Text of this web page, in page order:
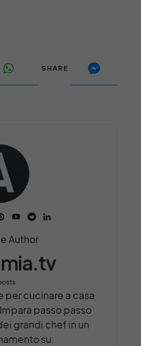
SHARE
Author
per cucinare a casa
passo passo
grandi chef in un
su: